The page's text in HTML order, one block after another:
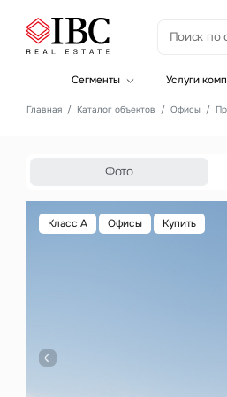
Сегменты
Складская недвижимость
Услуги
Главная Каталог объектов Офисы
Фото
Класс A Офисы Купить